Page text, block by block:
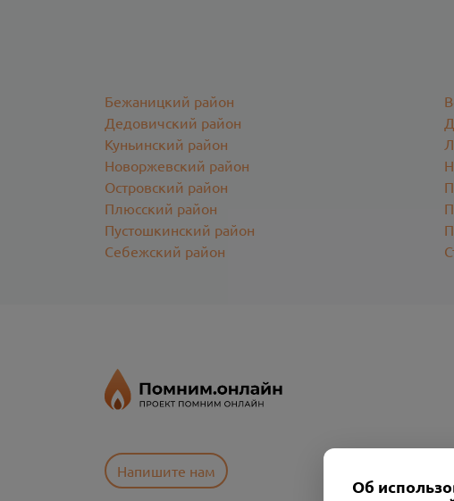
Бежаницкий район
Дедовичский район
Куньинский район
Новоржевский район
Островский район
Плюсский район
Пустошкинский район
Себежский район
Напишите нам
Об